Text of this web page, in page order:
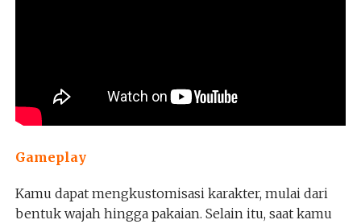
Gameplay
Kamu dapat mengkustomisasi karakter, mulai dari
bentuk wajah hingga pakaian. Selain itu, saat kamu